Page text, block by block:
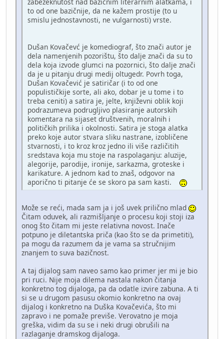
to od one bazičnije, da ne kažem prostije (to u
smislu jednostavnosti, ne vulgarnosti) vrste.
Dušan Kovačevć je komediograf, što znači autor je
dela namenjenih pozorištu, što dalje znači da su to
dela koja izvode glumci na pozornici, što dalje znači
da je u pitanju drugi medij oltugedr. Povrh toga,
Dušan Kovačević je satiričar (i to od one
populističkije sorte, ali ako, dobar je u tome i to
treba ceniti) a satira je, jelte, književni oblik koji
podrazumeva podrugljivo plasiranje autorskih
komentara na sijaset društvenih, moralnih i
političkih prilika i okolnosti. Satira je stoga alatka
preko koje autor stvara sliku nastrane, izobličene
stvarnosti, i to kroz kroz jedno ili više različitih
sredstava koja mu stoje na raspolaganju: aluzije,
alegorije, parodije, ironije, sarkazma, groteske i
karikature. A jednom kad to znaš, odgovor na
aporično ti pitanje će se skoro pa sam kasti.
Može se reći, mada sam ja i još uvek prilično mlad
Čitam oduvek, ali razmišljanje o procesu koji stoji iza
onog što čitam mi jeste relativna novost. Inače
potpuno je diletantska priča (kao što se da primetiti),
pa mogu da razumem da je vama sa stručnijim
znanjem to suva bazičnost.
A taj dijalog sam naveo samo kao primer jer mi je bio
pri ruci. Nije moja dilema nastala nakon čitanja
konkretno tog dijaloga, pa da odatle izvire zabuna. A ti
si se u drugom pasusu okomio konkretno na ovaj
dijalog i konkretno na Duška Kovačevića, što mi
zapravo i ne pomaže previše. Verovatno je moja
greška, vidim da su se i neki drugi obrušili na
razlaganje dramskog dijaloga.